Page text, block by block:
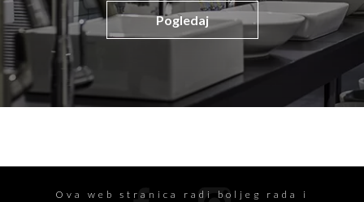
Pogledaj
Ova web stranica radi boljeg rada i